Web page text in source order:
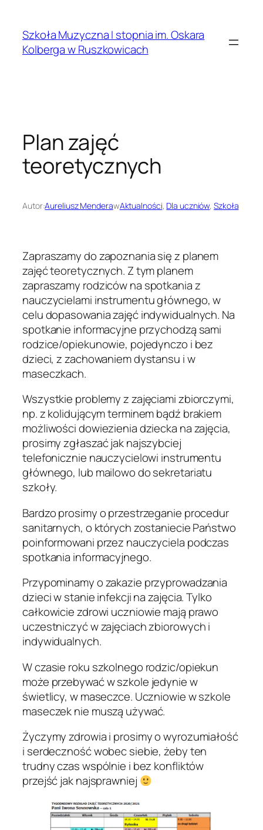
treściSzkoła Muzyczna I stopnia im. Oskara
Kolberga w Ruszkowicach
Plan zajęć
teoretycznych
Autor:Aureliusz MenderawAktualności, Dla uczniów, Szkoła
Zapraszamy do zapoznania się z planem
zajęć teoretycznych. Z tym planem
zapraszamy rodziców na spotkania z
nauczycielami instrumentu głównego, w
celu dopasowania zajęć indywidualnych. Na
spotkanie informacyjne przychodzą sami
rodzice/opiekunowie, pojedynczo i bez
dzieci, z zachowaniem dystansu i w
maseczkach.
Wszystkie problemy z zajęciami zbiorczymi,
np. z kolidującym terminem bądź brakiem
możliwości dowiezienia dziecka na zajęcia,
prosimy zgłaszać jak najszybciej
telefonicznie nauczycielowi instrumentu
głównego, lub mailowo do sekretariatu
szkoły.
Bardzo prosimy o przestrzeganie procedur
sanitarnych, o których zostaniecie Państwo
poinformowani przez nauczyciela podczas
spotkania informacyjnego.
Przypominamy o zakazie przyprowadzania
dzieci w stanie infekcji na zajęcia. Tylko
całkowicie zdrowi uczniowie mają prawo
uczestniczyć w zajęciach zbiorowych i
indywidualnych.
W czasie roku szkolnego rodzic/opiekun
może przebywać w szkole jedynie w
świetlicy, w maseczce. Uczniowie w szkole
maseczek nie muszą używać.
Życzymy zdrowia i prosimy o wyrozumiałość
i serdeczność wobec siebie, żeby ten
trudny czas wspólnie i bez konfliktów
przejść jak najsprawniej